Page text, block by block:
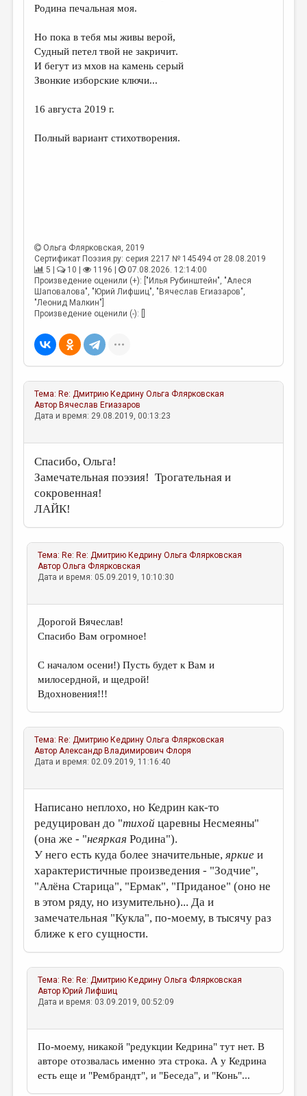
ЦИКЛЫ ПУБЛИКАЦИЙ
ТРЕДИАКОВСКИЙ
МЕДИА
ВКОНТАКТЕ
Родина печальная моя.
Но пока в тебя мы живы верой,
Судный петел твой не закричит.
И бегут из мхов на камень серый
Звонкие изборские ключи...
16 августа 2019 г.
Полный вариант стихотворения.
Ольга Флярковская, 2019
Сертификат Поэзия.ру: серия 2217 № 145494 от 28.08.2019
5 |
10 | 1196 |
07.08.2026. 12:14:00
Произведение оценили (+): ["Илья Рубинштейн", "Алеся
Шаповалова", "Юрий Лифшиц", "Вячеслав Егиазаров",
"Леонид Малкин"]
Произведение оценили (-): []
Тема: Re: Дмитрию Кедрину Ольга Флярковская
Автор Вячеслав Егиазаров
Дата и время: 29.08.2019, 00:13:23
Спасибо, Ольга!
Замечательная поэзия! Трогательная и
сокровенная!
ЛАЙК!
Тема: Re: Re: Дмитрию Кедрину Ольга Флярковская
АвторОльга Флярковская
Дата и время: 05.09.2019, 10:10:30
Дорогой Вячеслав!
Спасибо Вам огромное!
С началом осени!) Пусть будет к Вам и
милосердной, и щедрой!
Вдохновения!!!
Тема: Re: Дмитрию Кедрину Ольга Флярковская
АвторАлександр Владимирович Флоря
Дата и время: 02.09.2019, 11:16:40
Написано неплохо, но Кедрин как-то
редуцирован до "тихой царевны Несмеяны"
(она же - "неяркая Родина").
У него есть куда более значительные,яркие и
характеристичные произведения - "Зодчие",
"Алёна Старица", "Ермак", "Приданое" (оно не
в этом ряду, но изумительно)... Да и
замечательная "Кукла", по-моему, в тысячу раз
ближе к его сущности.
Тема: Re: Re: Дмитрию Кедрину Ольга Флярковская
Автор Юрий Лифшиц
Дата и время: 03.09.2019, 00:52:09
По-моему, никакой "редукции Кедрина" тут нет. В
авторе отозвалась именно эта строка. А у Кедрина
есть еще и "Рембрандт", и "Беседа", и "Конь"...